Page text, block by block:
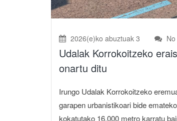
2026(e)ko abuztuak 3
Udalak Korrokoitzeko
onartu ditu
Irungo Udalak Korrokoitzeko
garapen urbanistikoari bide
kokatutako 16.000 metro karratu